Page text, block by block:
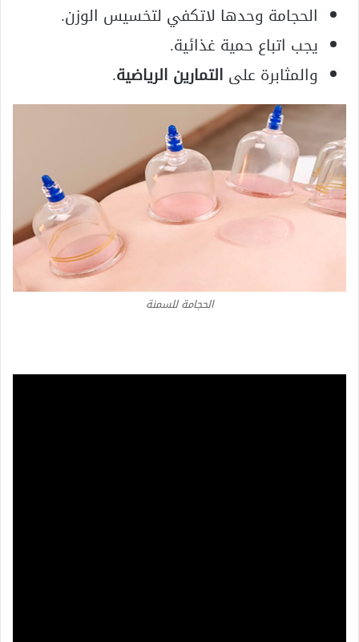
الحجامة وحدها لاتكفي لتخسيس الوزن.
يجب اتباع حمية غذائية.
والمثابرة على التمارين الرياضية.
الحجامة للسمنة